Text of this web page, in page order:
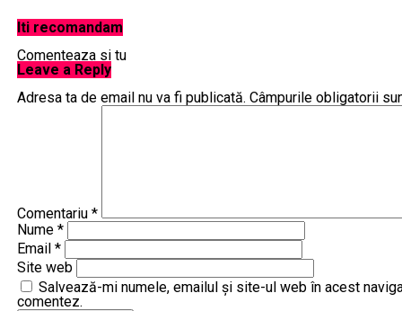
Articole pe aceiasi tema:
Iti recomandam
Comenteaza si tu
Leave a Reply
Adresa ta de email nu va fi publicată. Câmpurile obligatorii
Comentariu *
Nume *
Email *
Site web
Salvează-mi numele, emailul și site-ul web în acest
comentez.